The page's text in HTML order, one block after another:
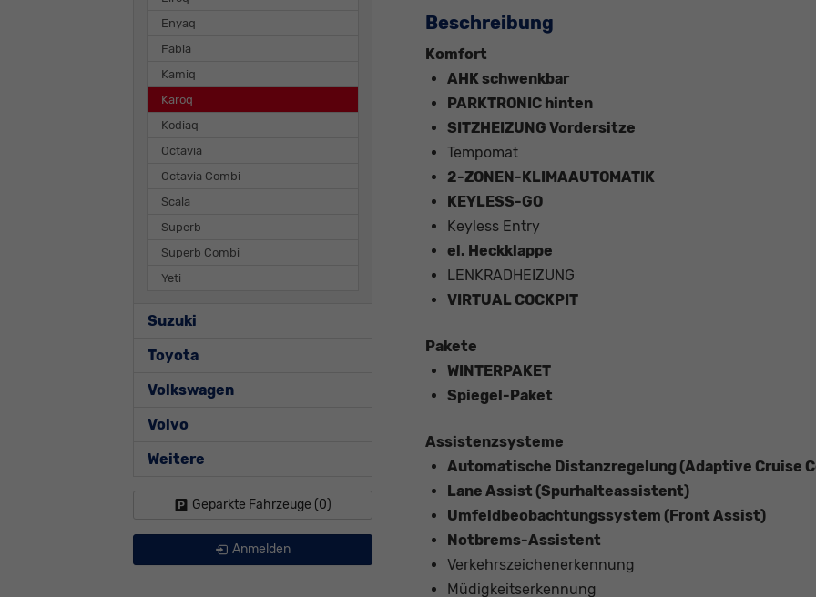
Beschreibung
Komfort
AHK schwenkbar
PARKTRONIC hinten
SITZHEIZUNG Vordersitze
Tempomat
2-ZONEN-KLIMAAUTOMATIK
KEYLESS-GO
Keyless Entry
el. Heckklappe
LENKRADHEIZUNG
VIRTUAL COCKPIT
Pakete
WINTERPAKET
Spiegel-Paket
Assistenzsysteme
Automatische Distanzregelung (Adaptive Cruise
Lane Assist (Spurhalteassistent)
Umfeldbeobachtungssystem (Front Assist)
Notbrems-Assistent
Verkehrszeichenerkennung
Müdigkeitserkennung
Enyaq
Fabia
Kamiq
Karoq
Kodiaq
Octavia
Octavia Combi
Scala
Superb
Superb Combi
Yeti
Suzuki
Toyota
Volkswagen
Volvo
Weitere
Geparkte Fahrzeuge (0)
Anmelden